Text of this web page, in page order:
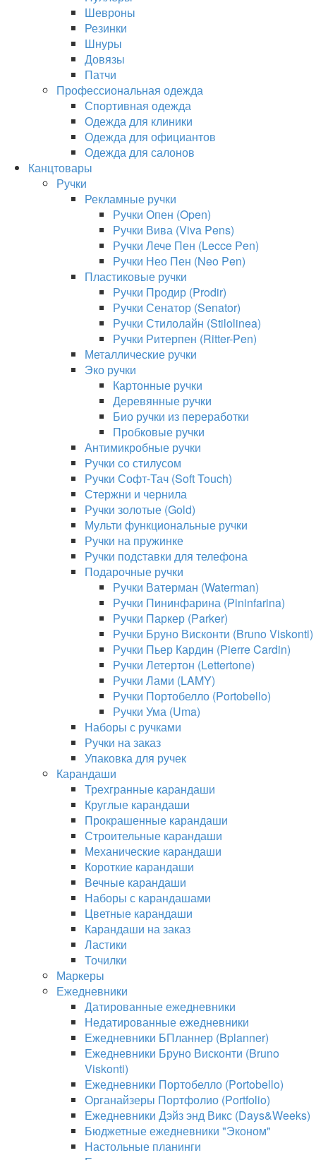
Шевроны
Резинки
Шнуры
Довязы
Патчи
Профессиональная одежда
Спортивная одежда
Одежда для клиники
Одежда для официантов
Одежда для салонов
Канцтовары
Ручки
Рекламные ручки
Ручки Опен (Open)
Ручки Вива (Viva Pens)
Ручки Лече Пен (Lecce Pen)
Ручки Нео Пен (Neo Pen)
Пластиковые ручки
Ручки Продир (Prodir)
Ручки Сенатор (Senator)
Ручки Стилолайн (Stilolinea)
Ручки Ритерпен (Ritter-Pen)
Металлические ручки
Эко ручки
Картонные ручки
Деревянные ручки
Био ручки из переработки
Пробковые ручки
Антимикробные ручки
Ручки со стилусом
Ручки Софт-Тач (Soft Touch)
Стержни и чернила
Ручки золотые (Gold)
Мульти функциональные ручки
Ручки на пружинке
Ручки подставки для телефона
Подарочные ручки
Ручки Ватерман (Waterman)
Ручки Пининфарина (Pininfarina)
Ручки Паркер (Parker)
Ручки Бруно Висконти (Bruno Viskonti)
Ручки Пьер Кардин (Pierre Cardin)
Ручки Летертон (Lettertone)
Ручки Лами (LAMY)
Ручки Портобелло (Portobello)
Ручки Ума (Uma)
Наборы с ручками
Ручки на заказ
Упаковка для ручек
Карандаши
Трехгранные карандаши
Круглые карандаши
Прокрашенные карандаши
Строительные карандаши
Механические карандаши
Короткие карандаши
Вечные карандаши
Наборы с карандашами
Цветные карандаши
Карандаши на заказ
Ластики
Точилки
Маркеры
Ежедневники
Датированные ежедневники
Недатированные ежедневники
Ежедневники БПланнер (Bplanner)
Ежедневники Бруно Висконти (Bruno
Viskonti)
Ежедневники Портобелло (Portobello)
Органайзеры Портфолио (Portfolio)
Ежедневники Дэйз энд Викс (Days&Weeks)
Бюджетные ежедневники "Эконом"
Настольные планинги